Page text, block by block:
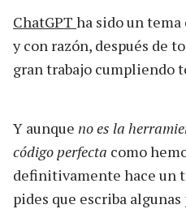
ChatGPT ha sido un
y con razón, después de
gran trabajo cumpliendo
Y aunque no es la
código perfecta como
definitivamente hace un
pides que escriba